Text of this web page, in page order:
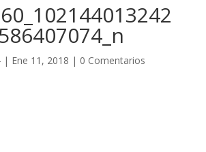
| Ene 11, 2018 | 0 Comentarios